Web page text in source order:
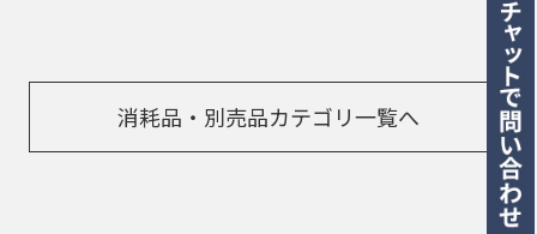
消耗品・別売品カテゴリ一覧へ